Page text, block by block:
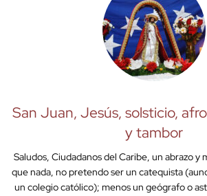
San Juan, Jesús, solsticio,
y tambor
Saludos, Ciudadanos del Caribe, un abrazo y
que nada, no pretendo ser un catequista
un colegio católico); menos un geógrafo o